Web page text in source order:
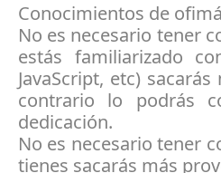
Conocimientos de
No es necesario tener
estás familiarizado
JavaScript, etc)
contrario lo podrás
dedicación.
No es necesario tener
tienes sacarás más